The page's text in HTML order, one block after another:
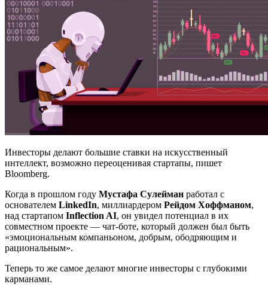
Инвесторы делают большие ставки на искусственный
интеллект, возможно переоценивая стартапы, пишет
Bloomberg.
Когда в прошлом году Мустафа Сулейман работал с
основателем LinkedIn, миллиардером Рейдом Хоффманом,
над стартапом Inflection AI, он увидел потенциал в их
совместном проекте — чат-боте, который должен был быть
«эмоциональным компаньоном, добрым, ободряющим и
рациональным».
Теперь то же самое делают многие инвесторы с глубокими
карманами.